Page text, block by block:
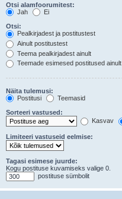
Otsi alamfoorumitest:
Jah
Ei
Otsi:
Pealkirjadest ja postitustest
Ainult postitustest
Teema pealkirjadest ainult
Teemade esimesed postitused ainult
Näita tulemusi:
Postitusi
Teemasid
Sorteeri vastused:
Kasvav
Limiteeri vastuseid eelmise:
Tagasi esimese juurde:
Kogu postituse kuvamiseks valige 0.
postituse sümbolit